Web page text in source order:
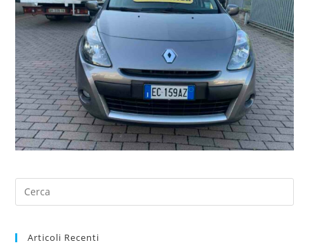
Articoli Recenti